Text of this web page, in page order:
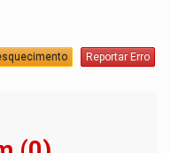
Reportar Erro